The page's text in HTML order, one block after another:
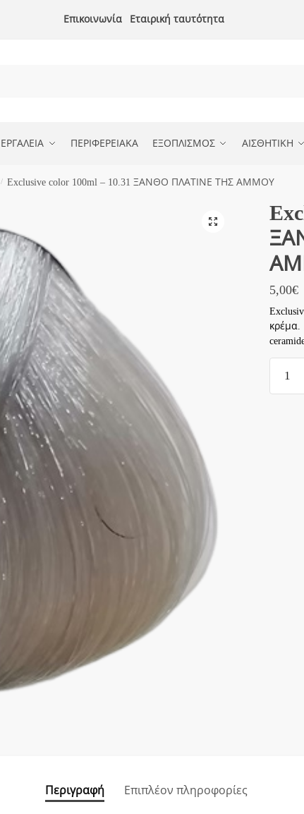
Επικοινωνία Εταιρική ταυτότητα
ΕΡΓΑΛΕΙΑ ΠΕΡΙΦΕΡΕΙΑΚΑ ΕΞΟΠΛΙΣΜΟΣ ΑΙΣΘΗΤΙΚΗ
/ Exclusive color 100ml – 10.31 ΞΑΝΘΟ ΠΛΑΤΙΝΕ ΤΗΣ ΑΜΜΟΥ
5,00€
κρέμα.
color
Περιγραφή Επιπλέον πληροφορίες